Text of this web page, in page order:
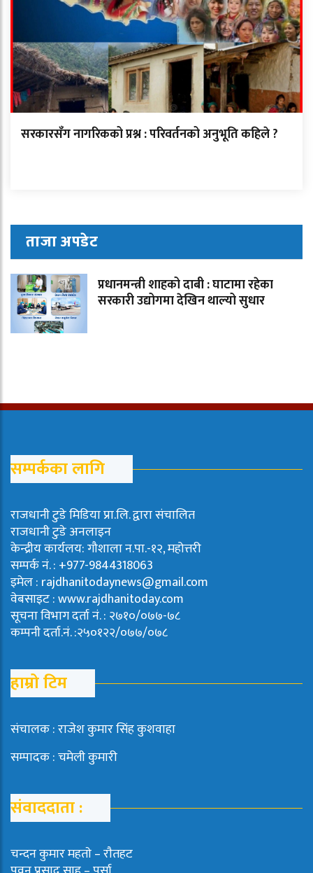
सरकारसँग नागरिकको प्रश्न : परिवर्तनको अनुभूति कहिले ?
ताजा अपडेट
प्रधानमन्त्री शाहको दाबी : घाटामा रहेका
सरकारी उद्योगमा देखिन थाल्यो सुधार
सम्पर्कका लागि
राजधानी टुडे मिडिया प्रा.लि. द्वारा संचालित
राजधानी टुडे अनलाइन
केन्द्रीय कार्यलय: गौशाला न.पा.-१२, महोत्तरी
सम्पर्क नं. : +977-9844318063
इमेल : rajdhanitodaynews@gmail.com
वेबसाइट : www.rajdhanitoday.com
सूचना विभाग दर्ता नं. : २७१०/०७७-७८
कम्पनी दर्ता.नं. :२५०१२२/०७७/०७८
हाम्रो टिम
संचालक : राजेश कुमार सिंह कुशवाहा
सम्पादक : चमेली कुमारी
संवाददाता :
चन्दन कुमार महताे – राैतहट